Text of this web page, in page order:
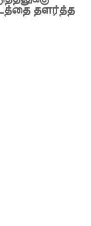
தளர்த்த